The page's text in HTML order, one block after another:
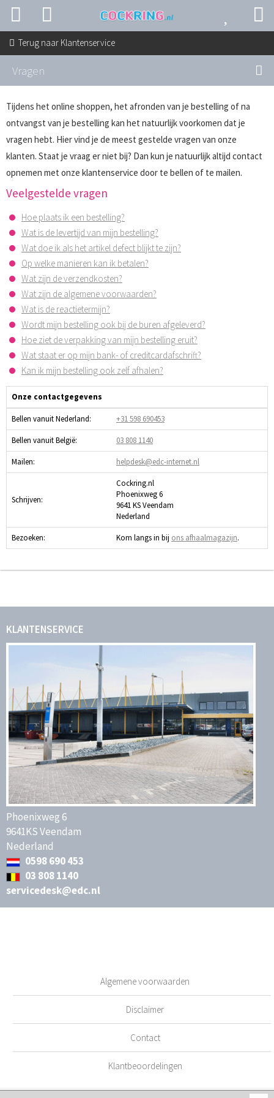
Terug naar Klantenservice
Vragen
Tijdens het online shoppen, het afronden van je bestelling of na
ontvangst van je bestelling kan het natuurlijk voorkomen dat je
vragen hebt. Hier vind je de meest gestelde vragen van onze
klanten. Staat je vraag er niet bij? Dan kun je natuurlijk altijd contact
opnemen met onze klantenservice door te bellen of te mailen.
Veelgestelde vragen
Hoe plaats ik een bestelling?
Wat is de levertijd van mijn bestelling?
Wat doe ik als het artikel defect blijkt te zijn?
Op welke manieren kan ik betalen?
Wat zijn de verzendkosten?
Wat zijn de algemene voorwaarden?
Wat is de reactietermijn?
Wordt mijn bestelling ook bij de buren afgeleverd?
Hoe ziet de verpakking van mijn bestelling eruit?
Wat staat er op mijn bank- of creditcardafschrift?
Kan ik mijn bestelling ook zelf afhalen?
Onze contactgegevens
Bellen vanuit Nederland: +31 598 690453
Bellen vanuit België: 03 808 1140
Mailen: helpdesk@edc-internet.nl
Schrijven:
Cockring.nl
Phoenixweg 6
9641 KS Veendam
Nederland
Bezoeken: Kom langs in bij ons afhaalmagazijn.
KLANTENSERVICE
Phoenixweg 6
9641KS Veendam
Nederland
0598 690 453
03 808 1140
servicedesk@edc.nl
Algemene voorwaarden
Disclaimer
Contact
Klantbeoordelingen